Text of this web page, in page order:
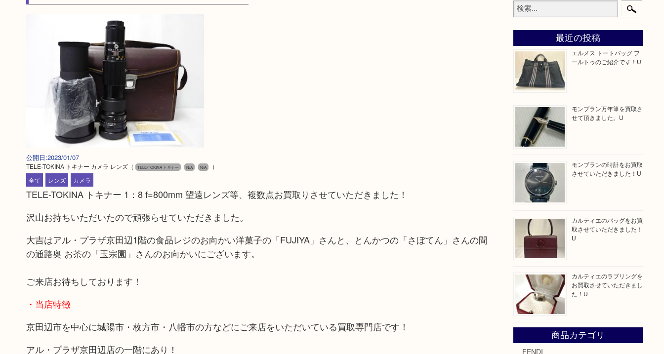
公開日:2023/01/07
TELE-TOKINA トキナー カメラ レンズ（ TELE-TOKINA トキナー N/A N/A
）
全て
レンズ カメラ
TELE-TOKINA トキナー 1：8 f=800mm 望遠レンズ等、複数点お買取りさせていただきました！
沢山お持ちいただいたので頑張らせていただきました。
大吉はアル・プラザ京田辺1階の食品レジのお向かい洋菓子の「FUJIYA」さんと、とんかつの「さぼてん」さんの間
の通路奥 お茶の「玉宗園」さんのお向かいにございます。
ご来店お待ちしております！
・当店特徴
京田辺市を中心に城陽市・枚方市・八幡市の方などにご来店をいただいている買取専門店です！
アル・プラザ京田辺店の一階にあり！
最近の投稿
エルメス トートバッグ フ
ールトゥのご紹介です！U
モンブラン万年筆を買取さ
せて頂きました。U
モンブランの時計をお買取
させていただきました！U
カルティエのバッグをお買
取させていただきました！
U
カルティエのラブリングを
お買取させていただきまし
た！U
商品カテゴリ
FENDI